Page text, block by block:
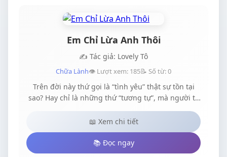
Em Chỉ Lừa Anh Thôi
✍️ Tác giả: Lovely Tô
Chữa Lành👁️ Lượt xem: 185📝 Số từ: 0
Trên đời này thứ gọi là “tình yêu” thật sự tồn tại
sao? Hay chỉ là những thứ “tương tự”, mà người ta
nhân danh nó để thoả mãn bản thân. Thanh Vân
cũng từng tin hai chữ ấy, để rồi cuối cùng cái còn
lại chỉ là cậu cùng trái tim héo mòn từng ngày. Một
lần thôi, một lần là quá đủ rồi.
📖 Xem chi tiết
📚 Đọc ngay